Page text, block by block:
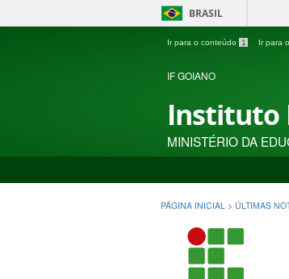
BRASIL
Ir para o conteúdo 1 Ir para
IF GOIANO
Instituto
MINISTÉRIO DA
PÁGINA INICIAL > ÚLTIMAS